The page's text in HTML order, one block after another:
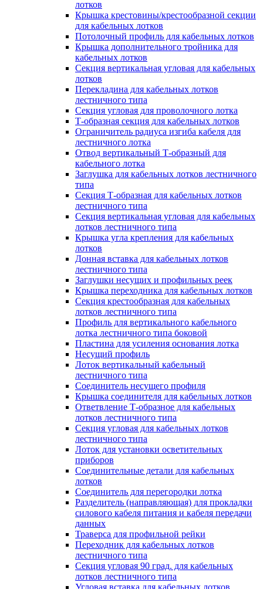
лотков
Крышка крестовины/крестообразной секции
для кабельных лотков
Потолочный профиль для кабельных лотков
Крышка дополнительного тройника для
кабельных лотков
Секция вертикальная угловая для кабельных
лотков
Перекладина для кабельных лотков
лестничного типа
Секция угловая для проволочного лотка
Т-образная секция для кабельных лотков
Ограничитель радиуса изгиба кабеля для
лестничного лотка
Отвод вертикальный Т-образный для
кабельного лотка
Заглушка для кабельных лотков лестничного
типа
Секция Т-образная для кабельных лотков
лестничного типа
Секция вертикальная угловая для кабельных
лотков лестничного типа
Крышка угла крепления для кабельных
лотков
Донная вставка для кабельных лотков
лестничного типа
Заглушки несущих и профильных реек
Крышка переходника для кабельных лотков
Секция крестообразная для кабельных
лотков лестничного типа
Профиль для вертикального кабельного
лотка лестничного типа боковой
Пластина для усиления основания лотка
Несущий профиль
Лоток вертикальный кабельный
лестничного типа
Соединитель несущего профиля
Крышка соединителя для кабельных лотков
Ответвление Т-образное для кабельных
лотков лестничного типа
Секция угловая для кабельных лотков
лестничного типа
Лоток для установки осветительных
приборов
Соединительные детали для кабельных
лотков
Соединитель для перегородки лотка
Разделитель (направляющая) для прокладки
силового кабеля питания и кабеля передачи
данных
Траверса для профильной рейки
Переходник для кабельных лотков
лестничного типа
Секция угловая 90 град. для кабельных
лотков лестничного типа
Угловая вставка для кабельных лотков